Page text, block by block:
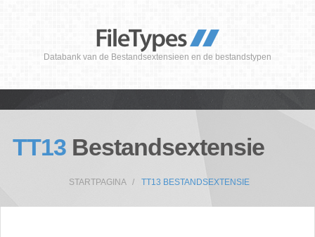
Databank van de Bestandsextensieen en de bestandstypen
TT13 Bestandsextensie
STARTPAGINA TT13 BESTANDSEXTENSIE